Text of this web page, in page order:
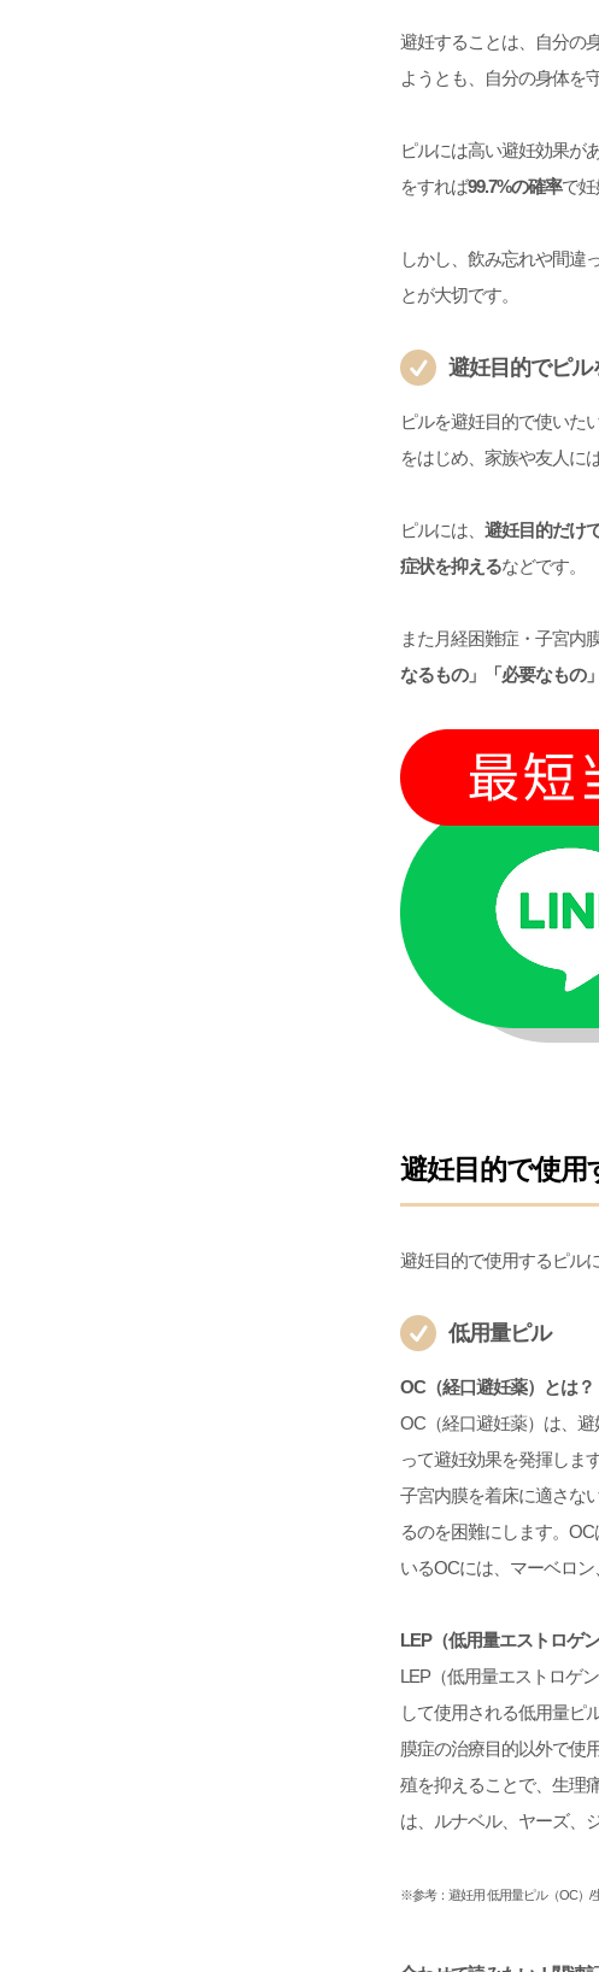
避妊することは、自分の
ようとも、自分の身体を
ピルには高い避妊効果が
をすれば99.7%の確率で妊
しかし、飲み忘れや間違
とが大切です。
避妊目的でピル
ピルを避妊目的で使いた
をはじめ、家族や友人に
ピルには、 避妊目的だけ
症状を抑えるなどです。
また月経困難症・子宮内
なるもの」「必要なもの」
避妊目的で使用
避妊目的で使用するピル
低用量ピル
OC（経口避妊薬）とは？
OC（経口避妊薬）は、
って避妊効果を発揮しま
子宮内膜を着床に適さな
るのを困難にします。
いるOCには、マーベロ
LEP（低用量エストロゲ
LEP（低用量エストロゲ
して使用される低用量ピ
膜症の治療目的以外で使
殖を抑えることで、生理
は、ルナベル、ヤーズ、
※参考： 避妊用 低用量ピル（OC）/